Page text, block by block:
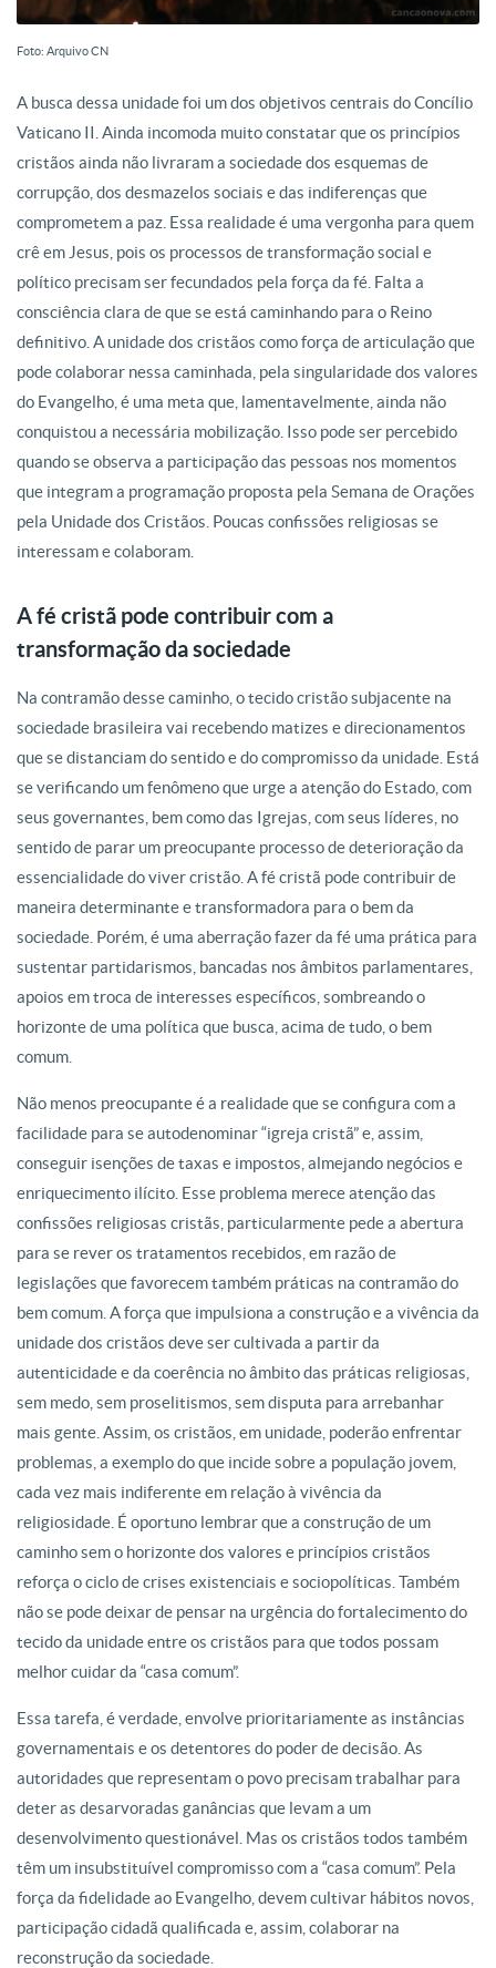
Foto: Arquivo CN
A busca dessa unidade foi um dos objetivos centrais do Concílio
Vaticano II. Ainda incomoda muito constatar que os princípios
cristãos ainda não livraram a sociedade dos esquemas de
corrupção, dos desmazelos sociais e das indiferenças que
comprometem a paz. Essa realidade é uma vergonha para quem
crê em Jesus, pois os processos de transformação social e
político precisam ser fecundados pela força da fé. Falta a
consciência clara de que se está caminhando para o Reino
definitivo. A unidade dos cristãos como força de articulação que
pode colaborar nessa caminhada, pela singularidade dos valores
do Evangelho, é uma meta que, lamentavelmente, ainda não
conquistou a necessária mobilização. Isso pode ser percebido
quando se observa a participação das pessoas nos momentos
que integram a programação proposta pela Semana de Orações
pela Unidade dos Cristãos. Poucas confissões religiosas se
interessam e colaboram.
A fé cristã pode contribuir com a
transformação da sociedade
Na contramão desse caminho, o tecido cristão subjacente na
sociedade brasileira vai recebendo matizes e direcionamentos
que se distanciam do sentido e do compromisso da unidade. Está
se verificando um fenômeno que urge a atenção do Estado, com
seus governantes, bem como das Igrejas, com seus líderes, no
sentido de parar um preocupante processo de deterioração da
essencialidade do viver cristão. A fé cristã pode contribuir de
maneira determinante e transformadora para o bem da
sociedade. Porém, é uma aberração fazer da fé uma prática para
sustentar partidarismos, bancadas nos âmbitos parlamentares,
apoios em troca de interesses específicos, sombreando o
horizonte de uma política que busca, acima de tudo, o bem
comum.
Não menos preocupante é a realidade que se configura com a
facilidade para se autodenominar “igreja cristã” e, assim,
conseguir isenções de taxas e impostos, almejando negócios e
enriquecimento ilícito. Esse problema merece atenção das
confissões religiosas cristãs, particularmente pede a abertura
para se rever os tratamentos recebidos, em razão de
legislações que favorecem também práticas na contramão do
bem comum. A força que impulsiona a construção e a vivência da
unidade dos cristãos deve ser cultivada a partir da
autenticidade e da coerência no âmbito das práticas religiosas,
sem medo, sem proselitismos, sem disputa para arrebanhar
mais gente. Assim, os cristãos, em unidade, poderão enfrentar
problemas, a exemplo do que incide sobre a população jovem,
cada vez mais indiferente em relação à vivência da
religiosidade. É oportuno lembrar que a construção de um
caminho sem o horizonte dos valores e princípios cristãos
reforça o ciclo de crises existenciais e sociopolíticas. Também
não se pode deixar de pensar na urgência do fortalecimento do
tecido da unidade entre os cristãos para que todos possam
melhor cuidar da “casa comum”.
Essa tarefa, é verdade, envolve prioritariamente as instâncias
governamentais e os detentores do poder de decisão. As
autoridades que representam o povo precisam trabalhar para
deter as desarvoradas ganâncias que levam a um
desenvolvimento questionável. Mas os cristãos todos também
têm um insubstituível compromisso com a “casa comum”. Pela
força da fidelidade ao Evangelho, devem cultivar hábitos novos,
participação cidadã qualificada e, assim, colaborar na
reconstrução da sociedade.